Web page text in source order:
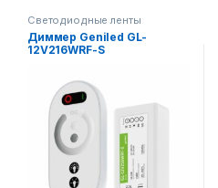
Светодиодные ленты
Диммер Geniled GL-
12V216WRF-S